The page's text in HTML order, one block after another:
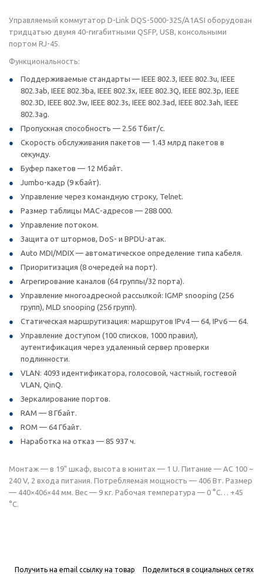
Управляемый коммутатор D-Link DQS-5000-32S/A1ASI оборудован
тридцатью двумя 40-гигабитными QSFP, USB, консольными
портом RJ-45.
Функциональность:
Поддерживаемые стандарты — IEEE 802.3, IEEE 802.3u, IEEE
802.3ab, IEEE 802.3ba, IEEE 802.3x, IEEE 802.3Q, IEEE 802.3p, IEEE
802.3D, IEEE 802.3w, IEEE 802.3s, IEEE 802.3ad, IEEE 802.3ah, IEEE
802.3ag.
Пропускная способность — 2.56 Тбит/с.
Скорость обслуживания пакетов — 1.43 млрд пакетов в
секунду.
Буфер пакетов — 12 Мбайт.
Jumbo-кадр (9 кбайт).
Управление через командную строку, Telnet.
Размер таблицы MAC-адресов — 288 000.
Управление потоком.
Защита от штормов, DoS- и BPDU-атак.
Auto MDI/MDIX — автоматическое определение типа кабеля.
Приоритизация (8 очередей на порт).
Агрегирование каналов (64 группы/32 порта).
Управление многоадресной рассылкой: IGMP snooping (256
групп), MLD snooping (256 групп).
Статическая маршрутизация: маршрутов IPv4 — 64, IPv6 — 64.
Управление доступом (100 списков, 1000 правил),
аутентификация через удаленный сервер проверки
подлинности.
VLAN: 4093 идентификатора, голосовой, частный, гостевой
VLAN, QinQ.
Зеркалирование портов.
RAM — 8 Гбайт.
ROM — 64 Гбайт.
Наработка на отказ — 85 937 ч.
Монтаж — в 19" шкаф, высота в юнитах — 1 U. Питание — AC 100 ~
240 V, 2 входа питания. Потребляемая мощность — 406 Вт. Размер
— 440×406×44 мм. Вес — 9 кг. Рабочая температура — 0 °C… +45
°C.
Получить на email ссылку на товар Поделиться в социальных сетях